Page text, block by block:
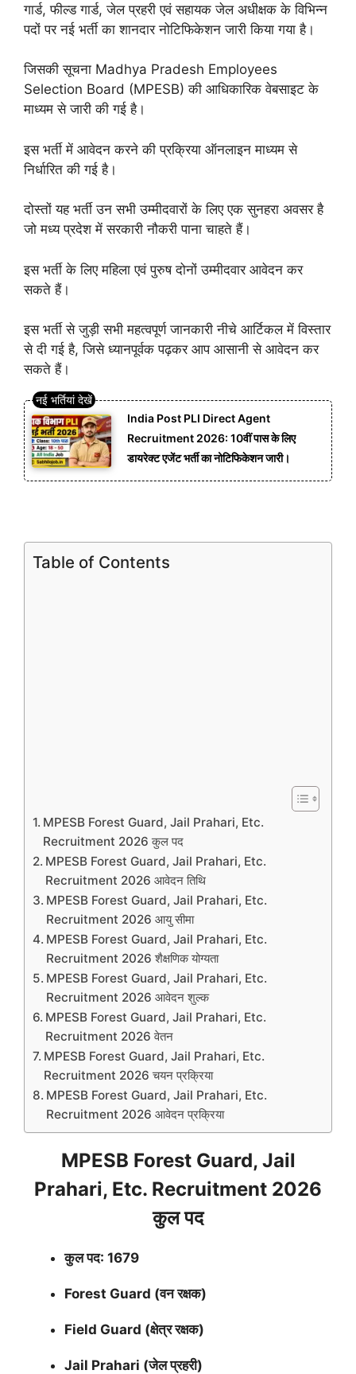
गार्ड, फील्ड गार्ड, जेल प्रहरी एवं सहायक जेल अधीक्षक के विभिन्न
पदों पर नई भर्ती का शानदार नोटिफिकेशन जारी किया गया है।
जिसकी सूचना Madhya Pradesh Employees
Selection Board (MPESB) की आधिकारिक वेबसाइट के
माध्यम से जारी की गई है।
इस भर्ती में आवेदन करने की प्रक्रिया ऑनलाइन माध्यम से
निर्धारित की गई है।
दोस्तों यह भर्ती उन सभी उम्मीदवारों के लिए एक सुनहरा अवसर है
जो मध्य प्रदेश में सरकारी नौकरी पाना चाहते हैं।
इस भर्ती के लिए महिला एवं पुरुष दोनों उम्मीदवार आवेदन कर
सकते हैं।
इस भर्ती से जुड़ी सभी महत्वपूर्ण जानकारी नीचे आर्टिकल में विस्तार
से दी गई है, जिसे ध्यानपूर्वक पढ़कर आप आसानी से आवेदन कर
सकते हैं।
India Post PLI Direct Agent
Recruitment 2026: 10वीं पास के लिए
डायरेक्ट एजेंट भर्ती का नोटिफिकेशन जारी।
Table of Contents
MPESB Forest Guard, Jail Prahari, Etc.
Recruitment 2026 कुल पद
MPESB Forest Guard, Jail Prahari, Etc.
Recruitment 2026 आवेदन तिथि
MPESB Forest Guard, Jail Prahari, Etc.
Recruitment 2026 आयु सीमा
MPESB Forest Guard, Jail Prahari, Etc.
Recruitment 2026 शैक्षणिक योग्यता
MPESB Forest Guard, Jail Prahari, Etc.
Recruitment 2026 आवेदन शुल्क
MPESB Forest Guard, Jail Prahari, Etc.
Recruitment 2026 वेतन
MPESB Forest Guard, Jail Prahari, Etc.
Recruitment 2026 चयन प्रक्रिया
MPESB Forest Guard, Jail Prahari, Etc.
Recruitment 2026 आवेदन प्रक्रिया
MPESB Forest Guard, Jail
Prahari, Etc. Recruitment 2026
कुल पद
कुल पद: 1679
Forest Guard (वन रक्षक)
Field Guard (क्षेत्र रक्षक)
Jail Prahari (जेल प्रहरी)